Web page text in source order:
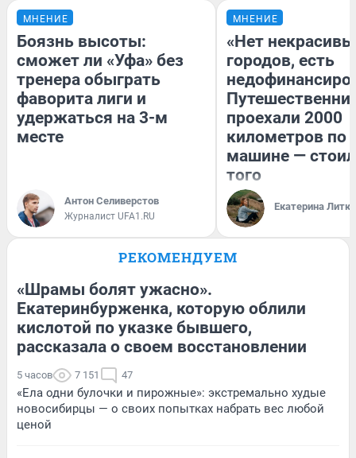
МНЕНИЕ
Боязнь высоты:
сможет ли «Уфа» без
тренера обыграть
фаворита лиги и
удержаться на 3-м
месте
Антон Селиверстов
Журналист UFA1.RU
МНЕНИЕ
«Нет
городов, есть
проехали 2000
километров по
машине —
того
Екатерина
РЕКОМЕНДУЕМ
«Шрамы болят ужасно».
Екатеринбурженка, которую облили
кислотой по указке бывшего,
рассказала о своем восстановлении
5 часов 7 151 47
«Ела одни булочки и пирожные»: экстремально худые
новосибирцы — о своих попытках набрать вес любой
ценой